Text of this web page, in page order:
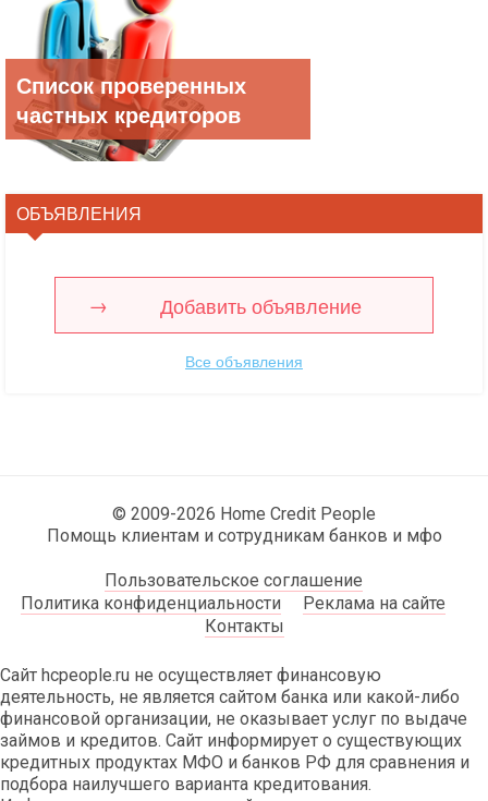
Список проверенных
частных кредиторов
ОБЪЯВЛЕНИЯ
Добавить объявление
Все объявления
© 2009-2026 Home Credit People
Помощь клиентам и сотрудникам банков и мфо
Пользовательское соглашение
Политика конфиденциальности
Реклама на сайте
Контакты
Сайт hcpeople.ru не осуществляет финансовую
деятельность, не является сайтом банка или какой-либо
финансовой организации, не оказывает услуг по выдаче
займов и кредитов. Сайт информирует о существующих
кредитных продуктах МФО и банков РФ для сравнения и
подбора наилучшего варианта кредитования.